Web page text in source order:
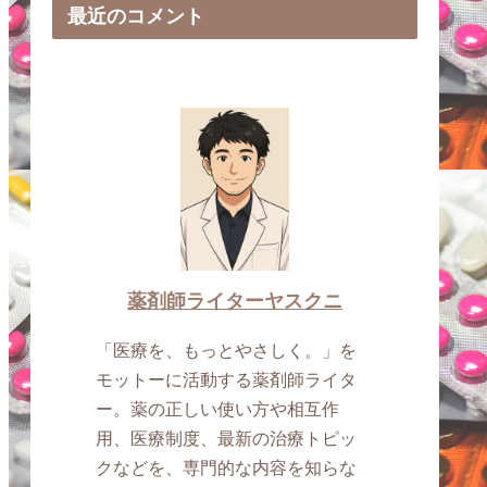
最近のコメント
薬剤師ライターヤスクニ
「医療を、もっとやさしく。」を
モットーに活動する薬剤師ライタ
ー。薬の正しい使い方や相互作
用、医療制度、最新の治療トピッ
クなどを、専門的な内容を知らな